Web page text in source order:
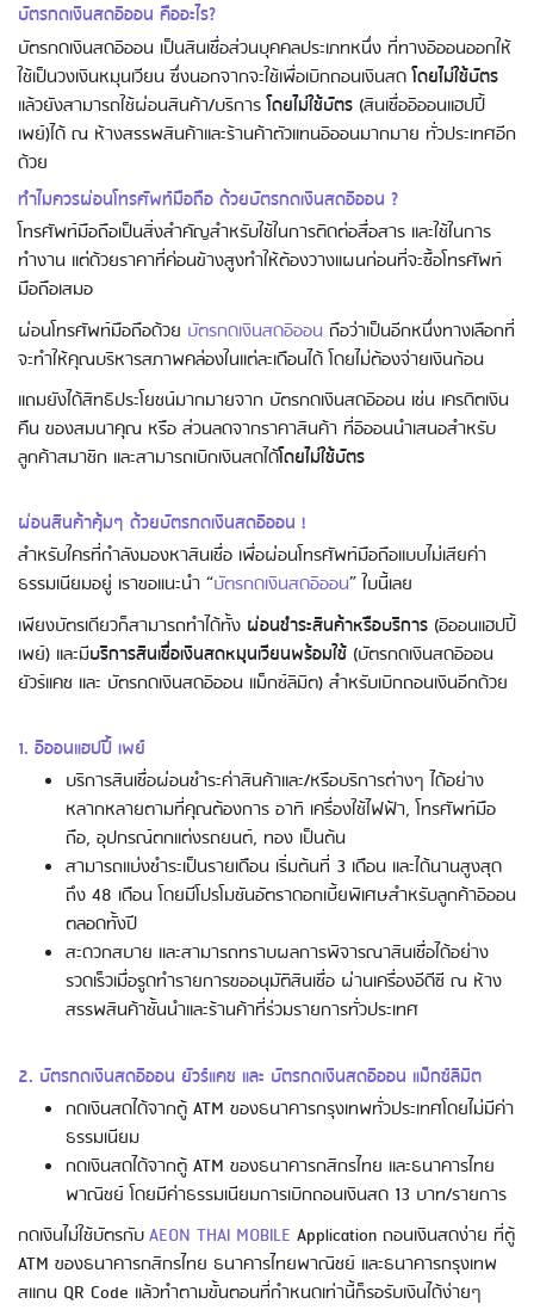
บัตรกดเงินสดอิออน คืออะไร?
บัตรกดเงินสดอิออน เป็นสินเชื่อส่วนบุคคลประเภทหนึ่ง ที่ทางอิออนออกให้
ใช้เป็นวงเงินหมุนเวียน ซึ่งนอกจากจะใช้เพื่อเบิกถอนเงินสดโดยไม่ใช้บัตร
แล้วยังสามารถใช้ผ่อนสินค้า/บริการโดยไม่ใช้บัตร (สินเชื่ออิออนแฮปปี้
เพย์)ได้ ณ ห้างสรรพสินค้าและร้านค้าตัวแทนอิออนมากมาย ทั่วประเทศอีก
ด้วย
ทำไมควรผ่อนโทรศัพท์มือถือ ด้วยบัตรกดเงินสดอิออน ?
โทรศัพท์มือถือเป็นสิ่งสำคัญสำหรับใช้ในการติดต่อสื่อสาร และใช้ในการ
ทำงาน แต่ด้วยราคาที่ค่อนข้างสูงทำให้ต้องวางแผนก่อนที่จะซื้อโทรศัพท์
มือถือเสมอ
ผ่อนโทรศัพท์มือถือด้วย บัตรกดเงินสดอิออน ถือว่าเป็นอีกหนึ่งทางเลือกที่
จะทำให้คุณบริหารสภาพคล่องในแต่ละเดือนได้ โดยไม่ต้องจ่ายเงินก้อน
แถมยังได้สิทธิประโยชน์มากมายจาก บัตรกดเงินสดอิออน เช่น เครดิตเงิน
คืน ของสมนาคุณ หรือ ส่วนลดจากราคาสินค้า ที่อิออนนำเสนอสำหรับ
ลูกค้าสมาชิก และสามารถเบิกเงินสดได้โดยไม่ใช้บัตร
ผ่อนสินค้าคุ้มๆ ด้วยบัตรกดเงินสดอิออน !
สำหรับใครที่กำลังมองหาสินเชื่อ เพื่อผ่อนโทรศัพท์มือถือแบบไม่เสียค่า
ธรรมเนียมอยู่ เราขอแนะนำ “บัตรกดเงินสดอิออน” ใบนี้เลย
เพียงบัตรเดียวก็สามารถทำได้ทั้ง ผ่อนชำระสินค้าหรือบริการ (อิออนแฮปปี้
เพย์) และมีบริการสินเชื่อเงินสดหมุนเวียนพร้อมใช้ (บัตรกดเงินสดอิออน
ยัวร์แคช และ บัตรกดเงินสดอิออน แม็กซ์ลิมิต) สำหรับเบิกถอนเงินอีกด้วย
1. อิออนแฮปปี้ เพย์
บริการสินเชื่อผ่อนชำระค่าสินค้าและ/หรือบริการต่างๆ ได้อย่าง
หลากหลายตามที่คุณต้องการ อาทิ เครื่องใช้ไฟฟ้า, โทรศัพท์มือ
ถือ, อุปกรณ์ตกแต่งรถยนต์, ทอง เป็นต้น
สามารถแบ่งชำระเป็นรายเดือน เริ่มต้นที่ 3 เดือน และได้นานสูงสุด
ถึง 48 เดือน โดยมีโปรโมชันอัตราดอกเบี้ยพิเศษสำหรับลูกค้าอิออน
ตลอดทั้งปี
สะดวกสบาย และสามารถทราบผลการพิจารณาสินเชื่อได้อย่าง
รวดเร็วเมื่อรูดทำรายการขออนุมัติสินเชื่อ ผ่านเครื่องอีดีซี ณ ห้าง
สรรพสินค้าชั้นนำและร้านค้าที่ร่วมรายการทั่วประเทศ
2. บัตรกดเงินสดอิออน ยัวร์แคช และ บัตรกดเงินสดอิออน แม็กซ์ลิมิต
กดเงินสดได้จากตู้ ATM ของธนาคารกรุงเทพทั่วประเทศโดยไม่มีค่า
ธรรมเนียม
กดเงินสดได้จากตู้ ATM ของธนาคารกสิกรไทย และธนาคารไทย
พาณิชย์ โดยมีค่าธรรมเนียมการเบิกถอนเงินสด 13 บาท/รายการ
กดเงินไม่ใช้บัตรกับAEON THAI MOBILE Application ถอนเงินสดง่าย ที่ตู้
ATM ของธนาคารกสิกรไทย ธนาคารไทยพาณิชย์ และธนาคารกรุงเทพ
สแกน QR Code แล้วทำตามขั้นตอนที่กำหนดเท่านี้ก็รอรับเงินได้ง่ายๆ
Using AEON Cards - Shopping
(Domestic)
Using AEON Cards - Shopping (Abroad)
Using AEON Cards - Shopping (Online)